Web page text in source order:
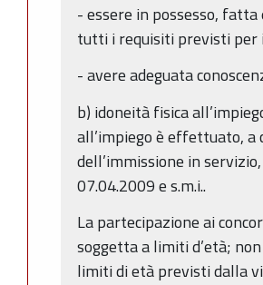
- essere in possesso,
tutti i requisiti previsti per
- avere adeguata
b) idoneità fisica
all’impiego è effettuato, a
dell’immissione in
07.04.2009 e s.m.i..
La partecipazione ai
soggetta a limiti d’età;
limiti di età previsti dalla